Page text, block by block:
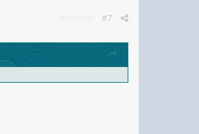
#7